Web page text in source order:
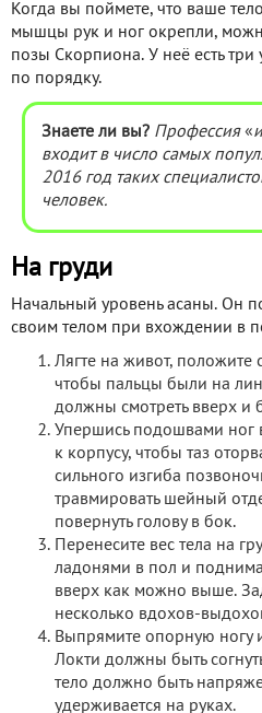
Когда вы поймете, что ваше
мышцы рук и ног окрепли,
позы Скорпиона. У неё есть
по порядку.
Знаете ли вы? Профессия «
входит в число самых
2016 год таких
человек.
На груди
Начальный уровень асаны. Он
своим телом при вхождении в
Лягте на живот, положите
чтобы пальцы были на
должны смотреть вверх и
Упершись подошвами ног
к корпусу, чтобы таз
сильного изгиба
травмировать шейный
повернуть голову в бок.
Перенесите вес тела на
ладонями в пол и
вверх как можно выше.
несколько вдохов-
Выпрямите опорную ногу
Локти должны быть
тело должно быть
удерживается на руках.